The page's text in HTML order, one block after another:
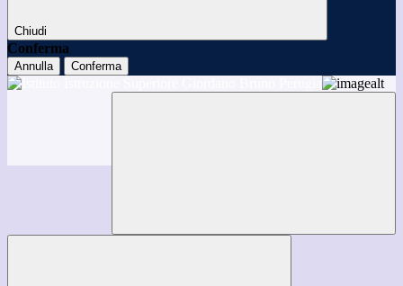
Chiudi
Conferma
Annulla Conferma